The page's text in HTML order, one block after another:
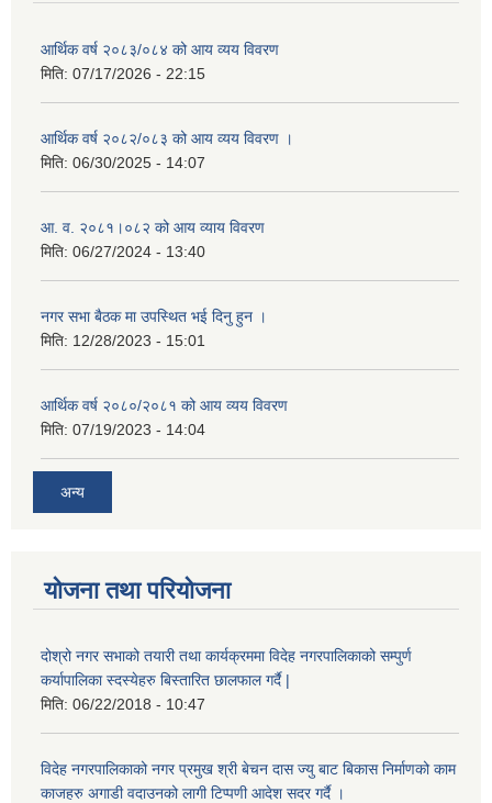
आर्थिक वर्ष २०८३/०८४ को आय व्यय विवरण
मिति: 07/17/2026 - 22:15
आर्थिक वर्ष २०८२/०८३ को आय व्यय विवरण ।
मिति: 06/30/2025 - 14:07
आ. व. २०८१।०८२ को आय व्याय विवरण
मिति: 06/27/2024 - 13:40
नगर सभा बैठक मा उपस्थित भई दिनु हुन ।
मिति: 12/28/2023 - 15:01
आर्थिक वर्ष २०८०/२०८१ को आय व्यय विवरण
मिति: 07/19/2023 - 14:04
अन्य
योजना तथा परियोजना
दोश्रो नगर सभाको तयारी तथा कार्यक्रममा विदेह नगरपालिकाको सम्पुर्ण
कर्यापालिका स्दस्येहरु बिस्तारित छालफाल गर्दै |
मिति: 06/22/2018 - 10:47
विदेह नगरपालिकाको नगर प्रमुख श्री बेचन दास ज्यु बाट बिकास निर्माणको काम
काजहरु अगाडी वदाउनको लागी टिप्पणी आदेश सदर गर्दै ।